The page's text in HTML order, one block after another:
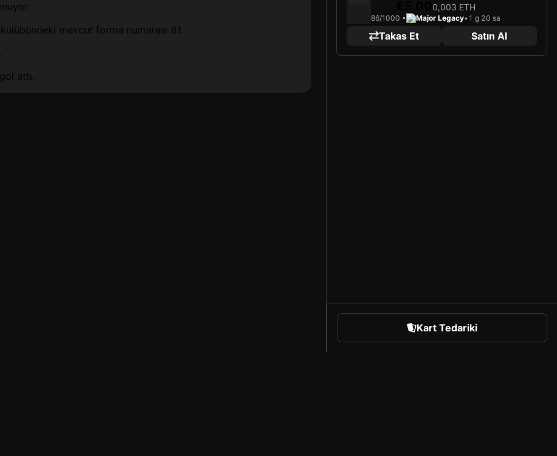
mevcut forma numarası 81.
attı.
0,003 ETH
86/1000 • Major Legacy• 1 g 20 sa
Takas Et Satın Al
Kart Tedariki